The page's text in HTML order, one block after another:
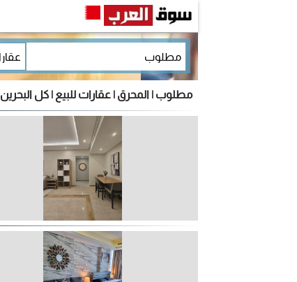
مطلوب | المحرق | عقارات للبيع | كل البحرين